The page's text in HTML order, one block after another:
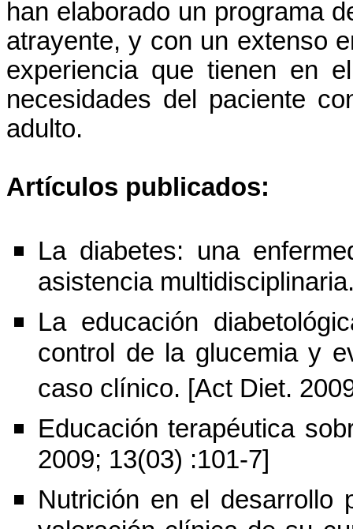
han elaborado un programa
atrayente, y con un extenso
experiencia que tienen en
necesidades del paciente
adulto.
Artículos publicados:
La diabetes: una
asistencia
La educación
control de la glucemia y
caso clínico. [Act Diet.
Educación terapéutica
2009; 13(03) :101-7]
Nutrición en el desarrollo